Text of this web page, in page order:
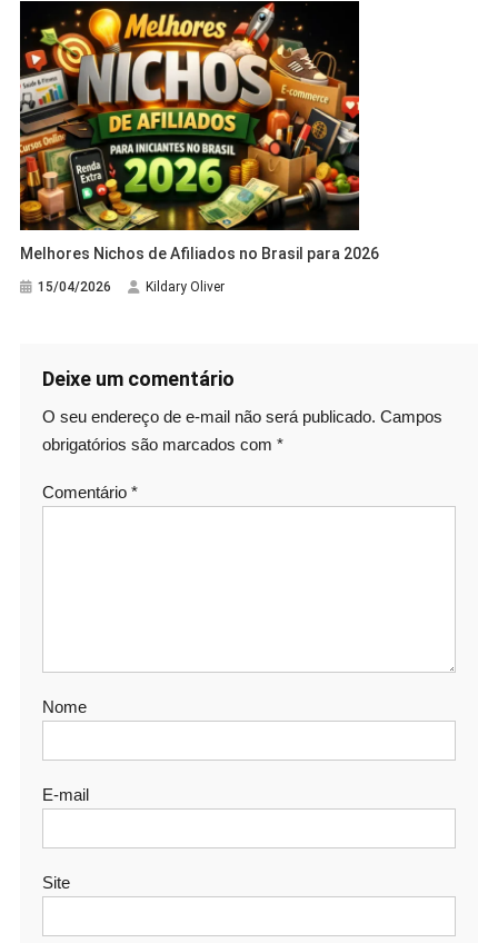
Melhores Nichos de Afiliados no Brasil para 2026
15/04/2026 Kildary Oliver
Deixe um comentário
O seu endereço de e-mail não será publicado. Campos
obrigatórios são marcados com *
Comentário *
Nome
E-mail
Site